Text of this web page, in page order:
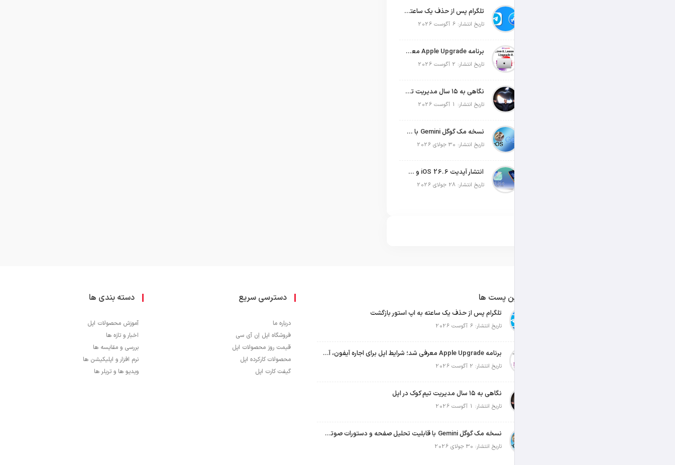
تلگرام پس از حذف یک ساعته به اپ استور بازگشت
تاریخ انتشار: 6 آگوست 2026
برنامه Apple Upgrade معرفی شد؛ شرایط اپل برای اجاره آیفون، آیپد، مک و اپل واچ
تاریخ انتشار: 2 آگوست 2026
نگاهی به ۱۵ سال مدیریت تیم کوک در اپل
تاریخ انتشار: 1 آگوست 2026
نسخه مک گوگل Gemini با قابلیت تحلیل صفحه و دستورات صوتی در به‌روزرسانی جدید
تاریخ انتشار: 30 جولای 2026
انتشار آپدیت iOS 26.6 و iPadOS 26.6
تاریخ انتشار: 28 جولای 2026
آخرین پست ها
تلگرام پس از حذف یک ساعته به اپ استور بازگشت
تاریخ انتشار: 6 آگوست 2026
برنامه Apple Upgrade معرفی شد؛ شرایط اپل برای اجاره آیفون، آیپد، مک و اپل واچ
تاریخ انتشار: 2 آگوست 2026
نگاهی به ۱۵ سال مدیریت تیم کوک در اپل
تاریخ انتشار: 1 آگوست 2026
نسخه مک گوگل Gemini با قابلیت تحلیل صفحه و دستورات صوتی در به‌روزرسانی جدید
تاریخ انتشار: 30 جولای 2026
دسترسی سریع
درباره ما
فروشگاه اپل اِن آی سی
قیمت روز محصولات اپل
محصولات کارکرده اپل
گیفت کارت اپل
دسته بندی ها
آموزش محصولات اپل
اخبار و تازه ها
بررسی و مقایسه ها
نرم افزار و اپلیکیشن ها
ویدیو ها و تریلر ها